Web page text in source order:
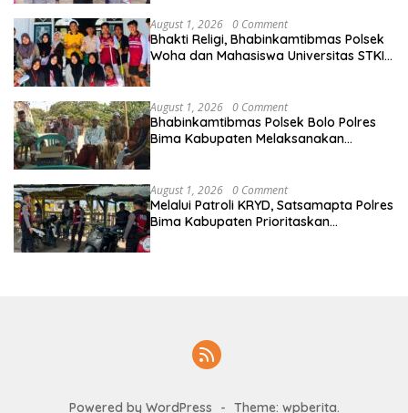
August 1, 2026 0 Comment
Bhakti Religi, Bhabinkamtibmas Polsek
Woha dan Mahasiswa Universitas STKIP
August 1, 2026 0 Comment
Bhabinkamtibmas Polsek Bolo Polres
Bima Kabupaten Melaksanakan
August 1, 2026 0 Comment
Melalui Patroli KRYD, Satsamapta Polres
Bima Kabupaten Prioritaskan
Powered by WordPress - Theme: wpberita.